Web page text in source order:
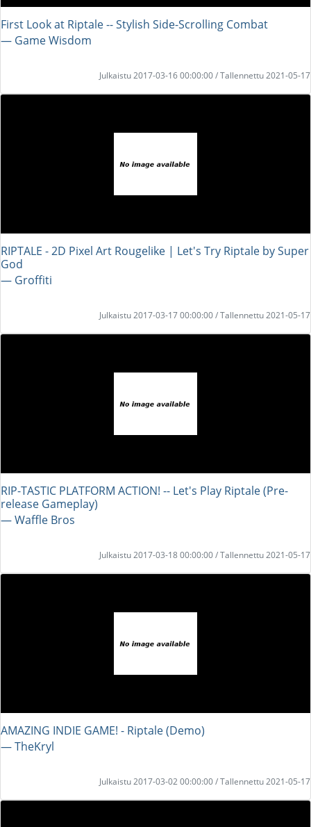
First Look at Riptale -- Stylish Side-Scrolling Combat
― Game Wisdom
Julkaistu 2017-03-16 00:00:00 / Tallennettu 2021-05-17
RIPTALE - 2D Pixel Art Rougelike | Let's Try Riptale by Super
God
― Groffiti
Julkaistu 2017-03-17 00:00:00 / Tallennettu 2021-05-17
RIP-TASTIC PLATFORM ACTION! -- Let's Play Riptale (Pre-
release Gameplay)
― Waffle Bros
Julkaistu 2017-03-18 00:00:00 / Tallennettu 2021-05-17
AMAZING INDIE GAME! - Riptale (Demo)
― TheKryl
Julkaistu 2017-03-02 00:00:00 / Tallennettu 2021-05-17